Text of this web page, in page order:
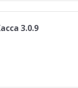
3.0.9